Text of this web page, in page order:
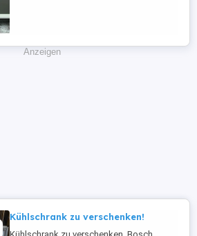
Anzeigen
Kühlschrank zu verschenken!